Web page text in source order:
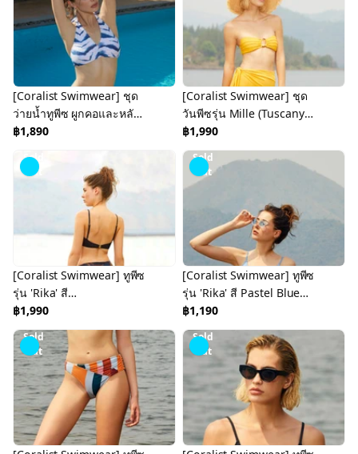
[Coralist Swimwear] ชุด
ว่ายน้ำทูพีซ ผูกคอและหลัง
รุ่น 'Evie' สี มัดย้อม (Tie
฿1,890
[Coralist Swimwear] ชุด
วันพีซรุ่น Mille (Tuscany
Yellow) (CREX188)
฿1,990
Sold
Out
[Coralist Swimwear] ทูพีซ
รุ่น 'Rika' สี
Midnight/Night Wave
(CREX191)
฿1,990
Sold
Out
[Coralist Swimwear] ทูพีซ
รุ่น 'Rika' สี Pastel Blue
(CREX190-Top)
฿1,190
Sold
Out
Sold
Out